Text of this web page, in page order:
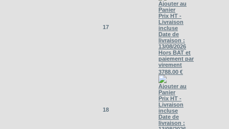
17
Ajouter au
Panier
Prix HT -
Livraison
incluse
Date de
livraison :
13/08/2026
Hors BAT et
paiement par
virement
18
3788.00 €
Ajouter au
Panier
Prix HT -
Livraison
incluse
Date de
livraison :